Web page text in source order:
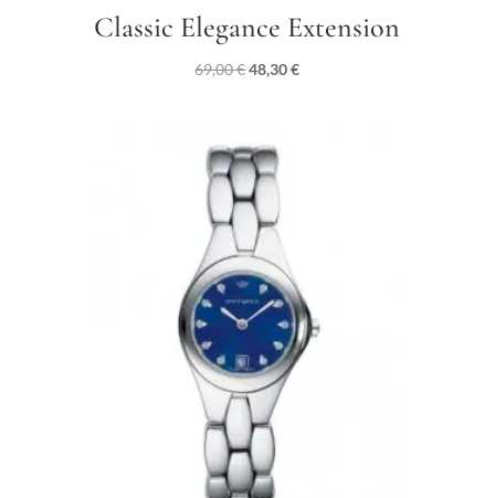
Classic Elegance Extension
69,00€Il
era:
69,00 €.
48,30€Il